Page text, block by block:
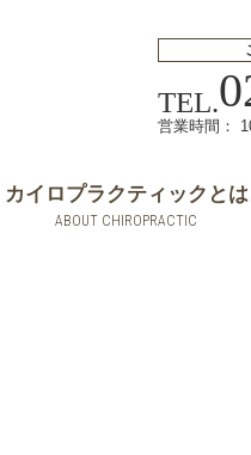
TEL.
営業時間：
カイロプラクティックとは
ABOUT CHIROPRACTIC